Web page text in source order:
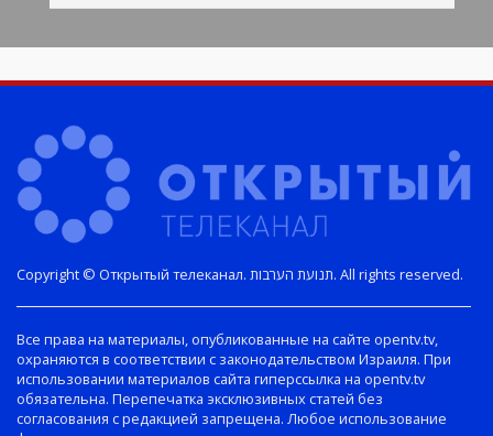
Copyright © Открытый телеканал. תנועת הערבות. All rights reserved.
Все права на материалы, опубликованные на сайте opentv.tv,
охраняются в соответствии с законодательством Израиля. При
использовании материалов сайта гиперссылка на opentv.tv
обязательна. Перепечатка эксклюзивных статей без
согласования с редакцией запрещена. Любое использование